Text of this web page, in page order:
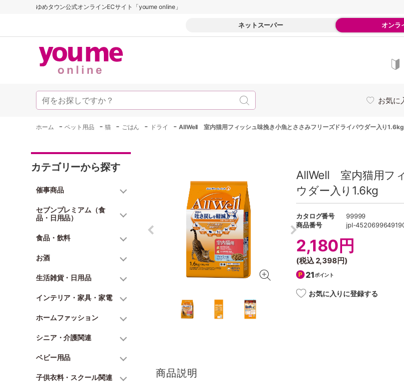
ゆめタウン公式オンラインECサイト「youme online」
ネットスーパー オンラ
お気に
ホーム -ペット用品 -猫 - ごはん - ドライ -AllWell 室内猫用フィッシュ味挽き小魚とささみフリーズドライパウダー入り1.6kg
カテゴリーから探す
催事商品
セブンプレミアム（食
品・日用品）
食品・飲料
お酒
生活雑貨・日用品
インテリア・家具・家電
ホームファッション
シニア・介護関連
ベビー用品
子供衣料・スクール関連
AllWell 室内猫用フ
ウダー入り1.6kg
カタログ番号
99999
商品番号
jpl-
2,180円
(税込2,398円)
21ポイント
お気に入りに登録する
商品説明